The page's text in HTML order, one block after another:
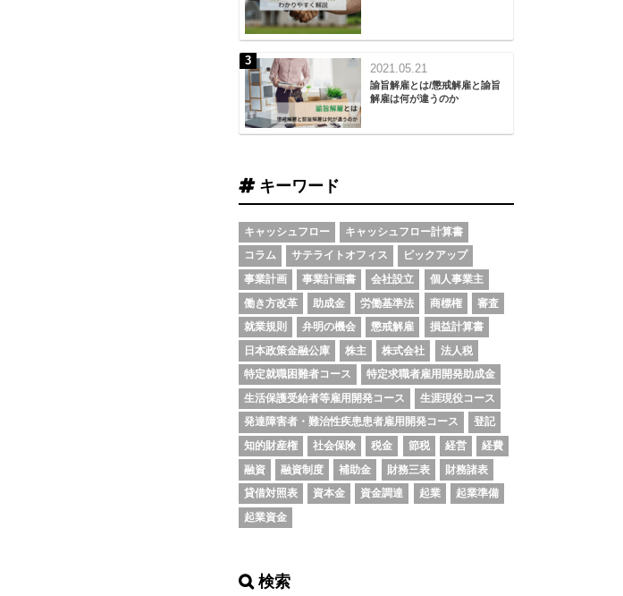
2021.05.21
諭旨解雇とは/懲戒解雇と諭旨
解雇は何が違うのか
キーワード
キャッシュフロー
キャッシュフロー計算書
コラム
サテライトオフィス
ピックアップ
事業計画
事業計画書 会社設立
個人事業主
働き方改革
助成金 労働基準法 商標権
審査
就業規則
弁明の機会 懲戒解雇
損益計算書
日本政策金融公庫
株主 株式会社
法人税
特定就職困難者コース
特定求職者雇用開発助成金
生活保護受給者等雇用開発コース
生涯現役コース
発達障害者・難治性疾患患者雇用開発コース
登記
知的財産権
社会保険 税金 節税 経営
経費
融資
融資制度 補助金 財務三表
財務諸表
貸借対照表
資本金 資金調達 起業
起業準備
起業資金
検索